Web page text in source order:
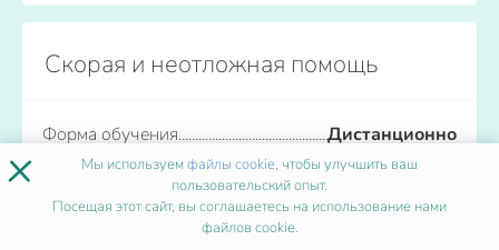
Скорая и неотложная помощь
Форма обучения
Дистанционно
Количество часов
от 36
Начало обучения
× Мы используемфайлы cookie, чтобы улучшить ваш
пользовательский опыт.
Посещая этот сайт, вы соглашаетесь на использование нами
файлов cookie.